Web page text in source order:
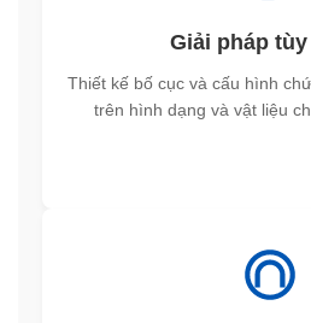
Giải pháp
Thiết kế bố cục và cấu hình
trên hình dạng và vật liệu